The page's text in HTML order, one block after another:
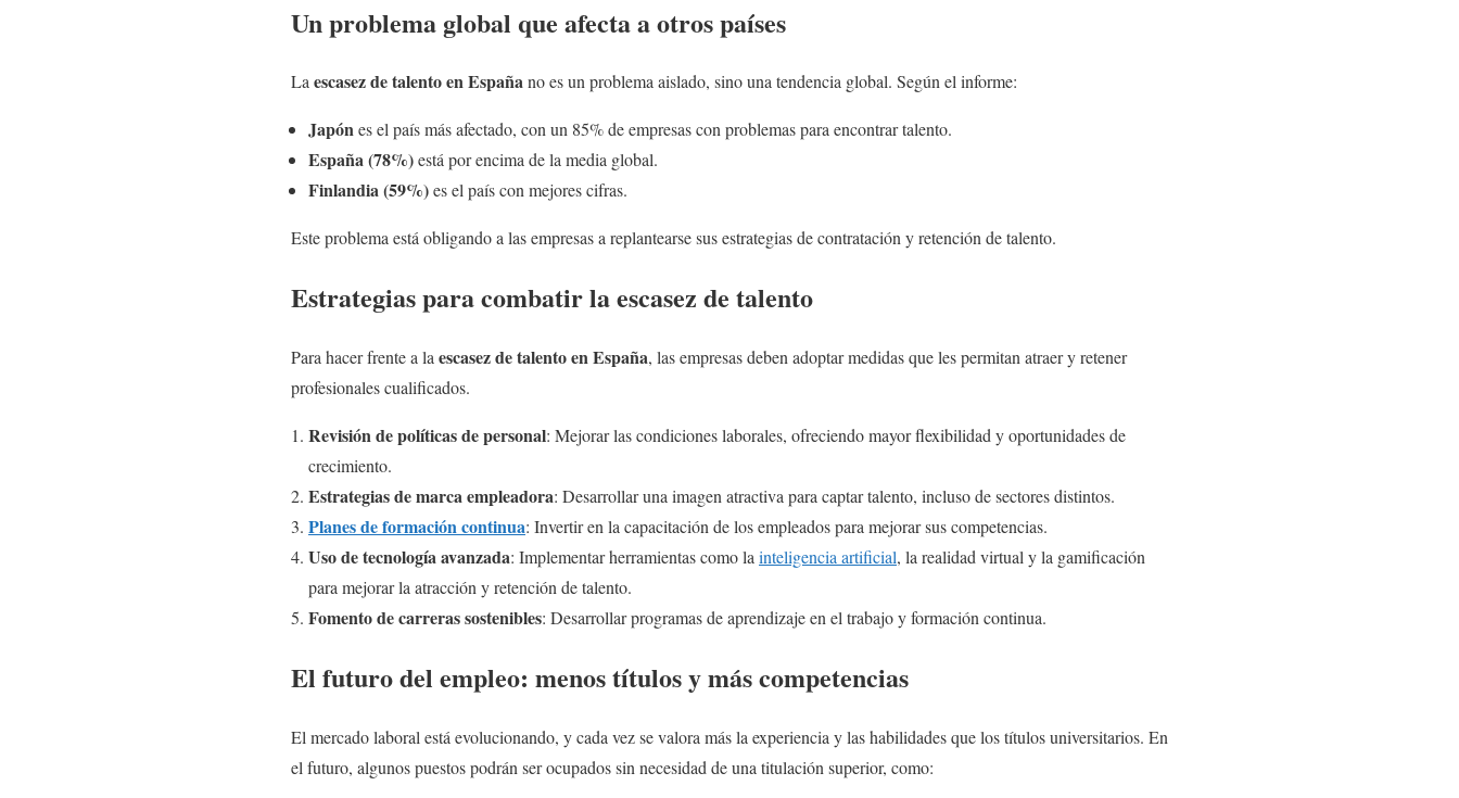
Un problema global que afecta a otros países
Laescasez de talento en Españano es un problema aislado, sino una tendencia global. Según el informe:
Japónes el país más afectado, con un 85% de empresas con problemas para encontrar talento.
España (78%)está por encima de la media global.
Finlandia (59%)es el país con mejores cifras.
Este problema está obligando a las empresas a replantearse sus estrategias de contratación y retención de talento.
Estrategias para combatir la escasez de talento
Para hacer frente a laescasez de talento en España, las empresas deben adoptar medidas que les permitan atraer y retener
profesionales cualificados.
Revisión de políticas de personal: Mejorar las condiciones laborales, ofreciendo mayor flexibilidad y oportunidades de
crecimiento.
Estrategias de marca empleadora: Desarrollar una imagen atractiva para captar talento, incluso de sectores distintos.
Planes de formación continua: Invertir en la capacitación de los empleados para mejorar sus competencias.
Uso de tecnología avanzada: Implementar herramientas como lainteligencia artificial, la realidad virtual y la gamificación
para mejorar la atracción y retención de talento.
Fomento de carreras sostenibles: Desarrollar programas de aprendizaje en el trabajo y formación continua.
El futuro del empleo: menos títulos y más competencias
El mercado laboral está evolucionando, y cada vez se valora más la experiencia y las habilidades que los títulos universitarios. En
el futuro, algunos puestos podrán ser ocupados sin necesidad de una titulación superior, como: